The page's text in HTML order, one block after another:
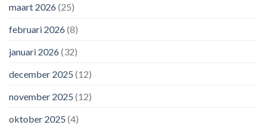
maart 2026(25)
februari 2026(8)
januari 2026(32)
december 2025 (12)
november 2025 (12)
oktober 2025 (4)